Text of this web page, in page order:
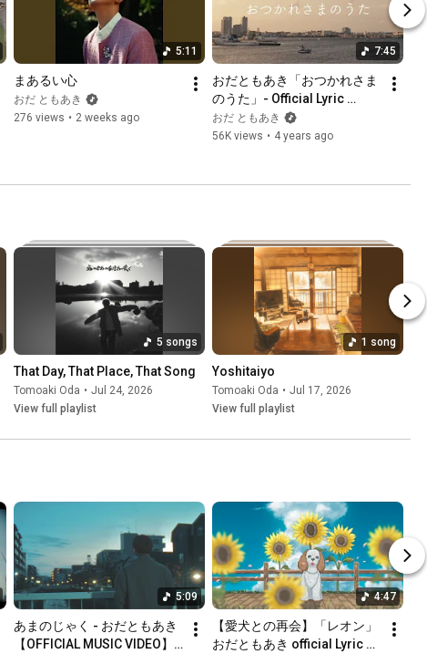
5:11
まあるい心
おだ ともあき
276 views • 2 weeks ago
7:45
おだともあき「おつかれさま
のうた」- Official Lyric
Video -
おだ ともあき
56K views • 4 years ago
5 songs
That Day, That Place, That Song
Tomoaki Oda • Jul 24, 2026
View full playlist
1 song
Yoshitaiyo
Tomoaki Oda • Jul 17, 2026
View full playlist
5:09
あまのじゃく - おだともあき
【OFFICIAL MUSIC VIDEO】
4:47
【愛犬との再会】「レオン」
おだともあき official Lyric